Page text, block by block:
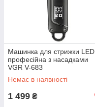
Машинка для стрижки LED
професійна з насадками
VGR V-683
Немає в наявності
1 499 ₴